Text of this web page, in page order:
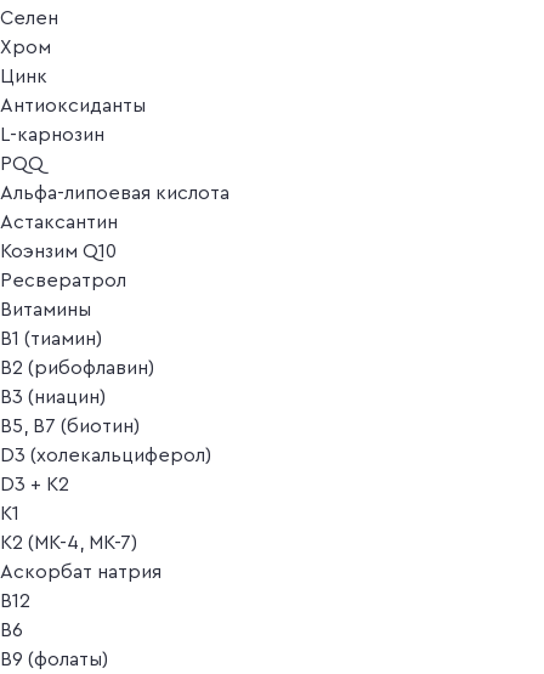
Селен
Хром
Цинк
Антиоксиданты
L-карнозин
PQQ
Альфа-липоевая кислота
Астаксантин
Коэнзим Q10
Ресвератрол
Витамины
B1 (тиамин)
B2 (рибофлавин)
B3 (ниацин)
B5, B7 (биотин)
D3 (холекальциферол)
D3 + K2
K1
K2 (MK-4, MK-7)
Аскорбат натрия
В12
В6
В9 (фолаты)